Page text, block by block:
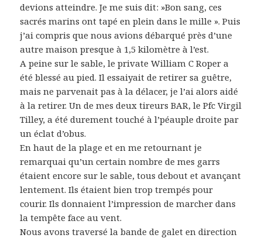
devions atteindre. Je me suis dit: »Bon sang, ces
sacrés marins ont tapé en plein dans le mille ». Puis
j’ai compris que nous avions débarqué près d’une
autre maison presque à 1,5 kilomètre à l’est.
A peine sur le sable, le private William C Roper a
été blessé au pied. Il essaiyait de retirer sa guêtre,
mais ne parvenait pas à la délacer, je l’ai alors aidé
à la retirer. Un de mes deux tireurs BAR, le Pfc Virgil
Tilley, a été durement touché à l’péauple droite par
un éclat d’obus.
En haut de la plage et en me retournant je
remarquai qu’un certain nombre de mes garrs
étaient encore sur le sable, tous debout et avançant
lentement. Ils étaient bien trop trempés pour
courir. Ils donnaient l’impression de marcher dans
la tempête face au vent.
Nous avons traversé la bande de galet en direction